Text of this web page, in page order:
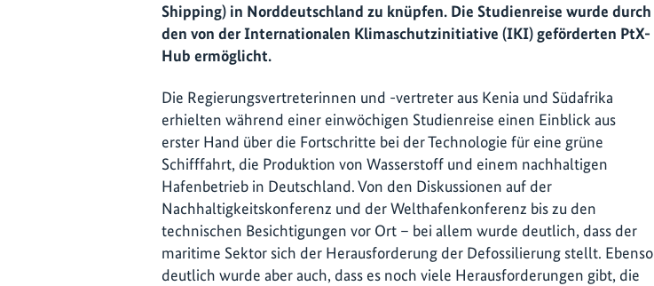
Shipping) in Norddeutschland zu knüpfen. Die Studienreise wurde durch
den von der Internationalen Klimaschutzinitiative (IKI) geförderten PtX-
Hub ermöglicht.
Die Regierungsvertreterinnen und -vertreter aus Kenia und Südafrika
erhielten während einer einwöchigen Studienreise einen Einblick aus
erster Hand über die Fortschritte bei der Technologie für eine grüne
Schifffahrt, die Produktion von Wasserstoff und einem nachhaltigen
Hafenbetrieb in Deutschland. Von den Diskussionen auf der
Nachhaltigkeitskonferenz und der Welthafenkonferenz bis zu den
technischen Besichtigungen vor Ort – bei allem wurde deutlich, dass der
maritime Sektor sich der Herausforderung der Defossilierung stellt. Ebenso
deutlich wurde aber auch, dass es noch viele Herausforderungen gibt, die